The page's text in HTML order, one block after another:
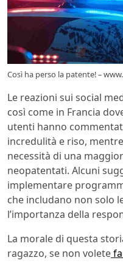
Così ha perso la patente! –
Le reazioni sui social
così come in Francia
utenti hanno
incredulità e riso,
necessità di una
neopatentati. Alcuni
implementare
che includano non solo
l’importanza della
La morale di questa
ragazzo, se non volete